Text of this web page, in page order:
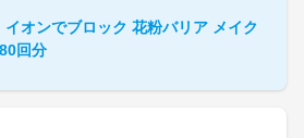
イオンでブロック 花粉バリア メイク
回分